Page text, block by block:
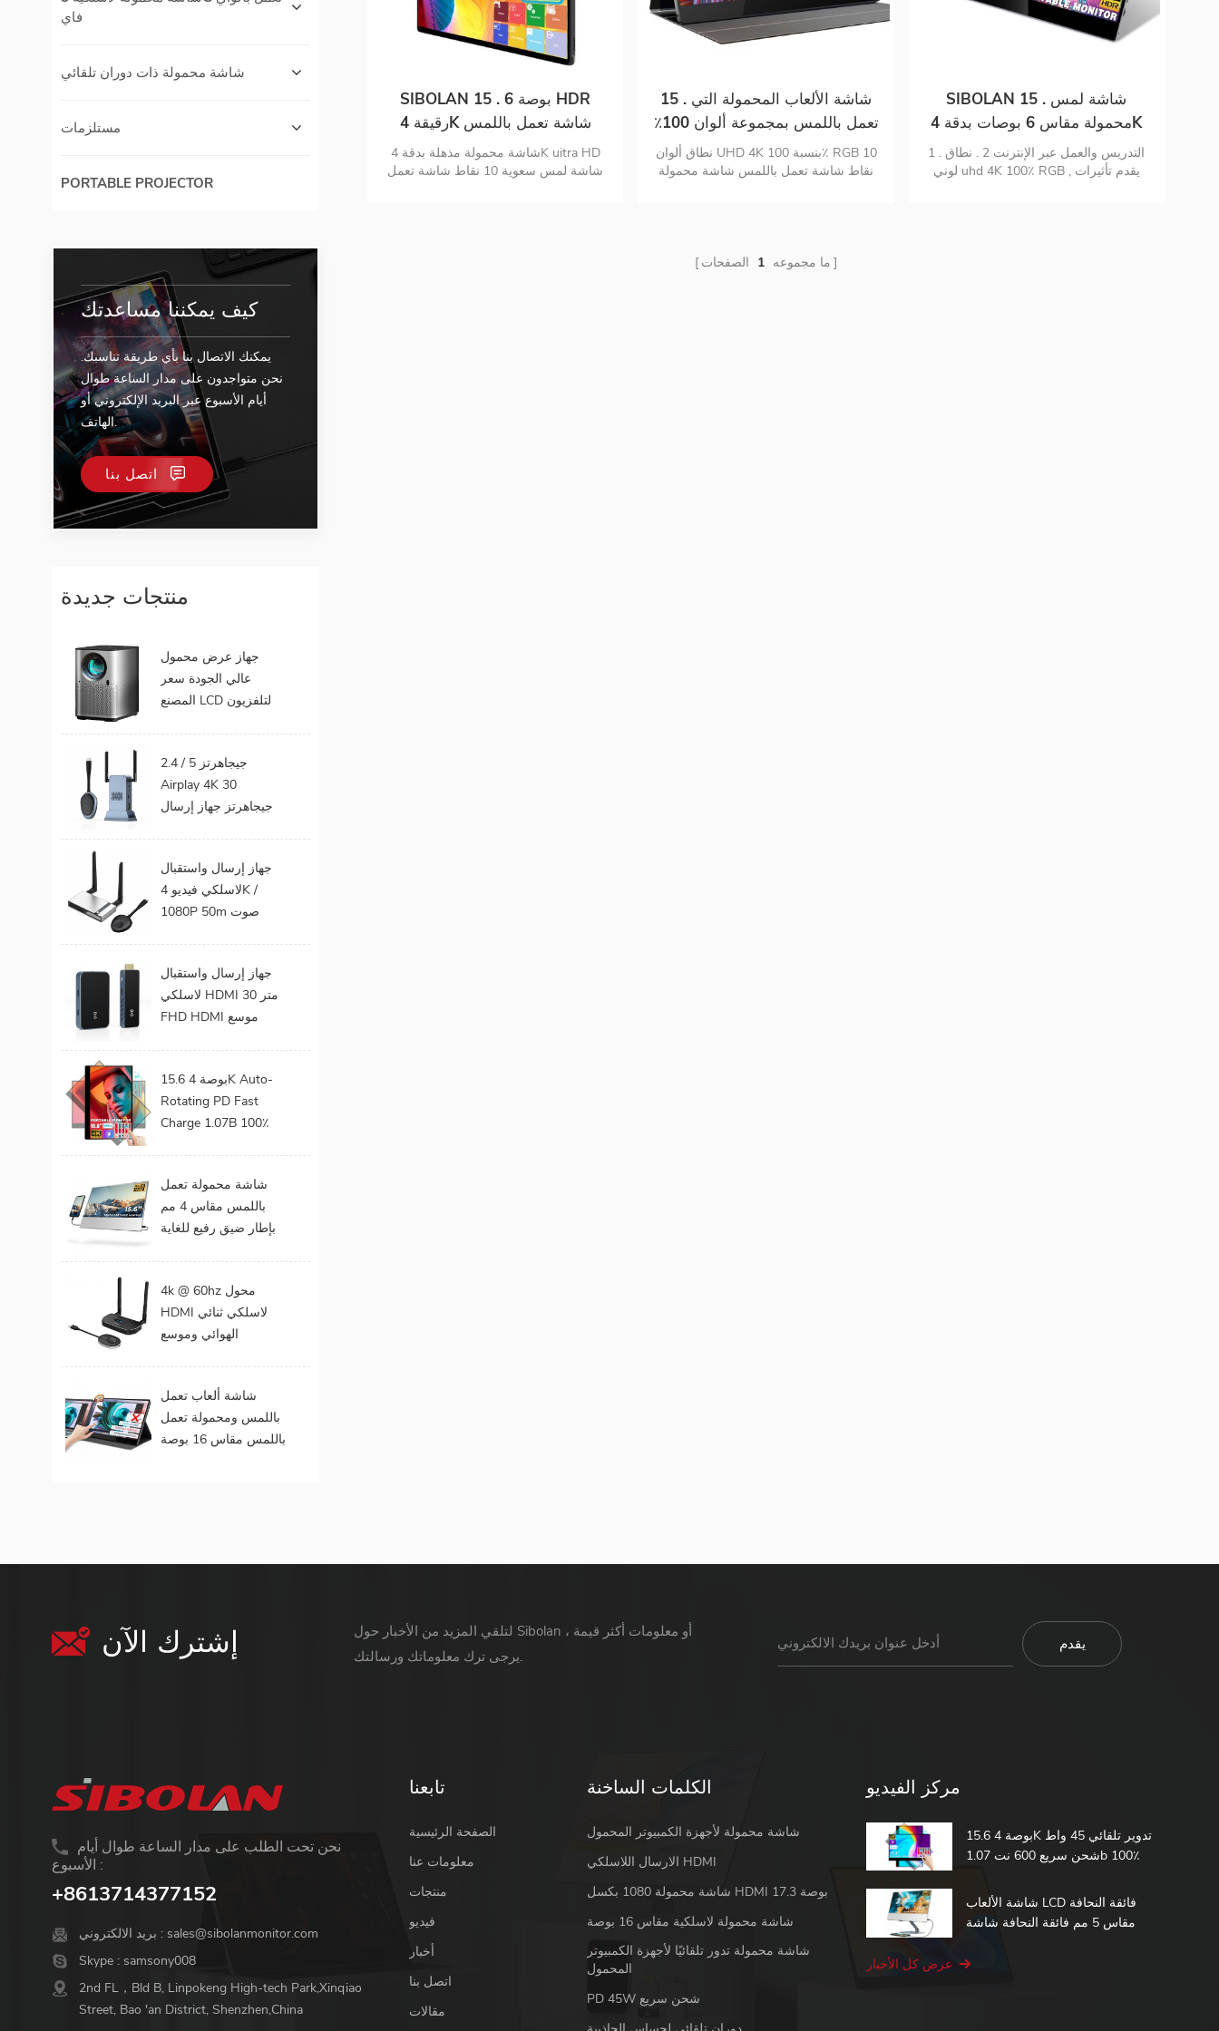
SIBOLAN 15 . 6 بوصة HDR
رقيقة 4K شاشة تعمل باللمس
المحمولة شاشة مزدوجة
شاشة محمولة مذهلة بدقة 4K uitra HD
شاشة لمس سعوية 10 نقاط شاشة تعمل
15 . شاشة الألعاب المحمولة التي
تعمل باللمس بمجموعة ألوان 100٪
مقاس 6 بوصات
نطاق ألوان UHD 4K بنسبة 100٪ RGB 10
نقاط شاشة تعمل باللمس شاشة محمولة
SIBOLAN 15 . شاشة لمس
محمولة مقاس 6 بوصات بدقة 4K
1 . التدريس والعمل عبر الإنترنت 2 . نطاق
لوني uhd 4K 100٪ RGB , يقدم تأثيرات
ما مجموعه 1 الصفحات
فاي
شاشة محمولة ذات دوران تلقائي
مستلزمات
PORTABLE PROJECTOR
كيف يمكننا مساعدتك
يمكنك الاتصال بنا بأي طريقة تناسبك.
نحن متواجدون على مدار الساعة طوال
أيام الأسبوع عبر البريد الإلكتروني أو
الهاتف.
اتصل بنا
منتجات جديدة
جهاز عرض محمول
عالي الجودة سعر
المصنع LCD لتلفزيون
جيجابايت 32 جيجابايت
واي فاي المسرح
المنزلي
2.4 / 5 جيجاهرتز
Airplay 4K 30
جيجاهرتز جهاز إرسال
جهاز إرسال واستقبال
HDMI لاسلكي
جهاز إرسال واستقبال
لاسلكي فيديو 4K /
1080P 50m صوت
جهاز إرسال واستقبال
لاسلكي HDMI 30 متر
FHD HDMI موسع
بروجيكتور للألعاب 0
كمون
15.6 بوصة 4K Auto-
Rotating PD Fast
Charge 1.07B 100٪
Portable Monitor
لأجهزة الكمبيوتر
المحمول
شاشة محمولة تعمل
باللمس مقاس 4 مم
بإطار ضيق رفيع للغاية
بكسل
4k @ 60hz محول
HDMI لاسلكي ثنائي
الهوائي وموسع
شاشة ألعاب تعمل
باللمس ومحمولة تعمل
باللمس مقاس 16 بوصة
إشترك الآن
لتلقي المزيد من الأخبار حول Sibolan أو معلومات أكثر قيمة ،
يرجى ترك معلوماتك ورسالتك.
نحن تحت الطلب على مدار الساعة طوال أيام
الأسبوع :
+8613714377152
بريد الالكتروني : sales@sibolanmonitor.com
Skype : samsony008
2nd FL，Bld B, Linpokeng High-tech Park,Xinqiao
Street, Bao 'an District, Shenzhen,China
تابعنا
الصفحة الرئيسية
معلومات عنا
منتجات
فيديو
أخبار
اتصل بنا
مقالات
الكلمات الساخنة
شاشة محمولة لأجهزة الكمبيوتر المحمول
الارسال اللاسلكي HDMI
شاشة محمولة 1080 بكسل HDMI 17.3 بوصة
شاشة محمولة لاسلكية مقاس 16 بوصة
شاشة محمولة تدور تلقائيًا لأجهزة الكمبيوتر
المحمول
PD 45W شحن سريع
مركز الفيديو
15.6 بوصة 4K تدوير تلقائي 45 واط
شحن سريع 600 نت 1.07b 100٪
باللمس شاشة محمولة
شاشة الألعاب LCD فائقة النحافة
مقاس 5 مم فائقة النحافة شاشة
باللمس المحمولة
عرض كل الأخبار